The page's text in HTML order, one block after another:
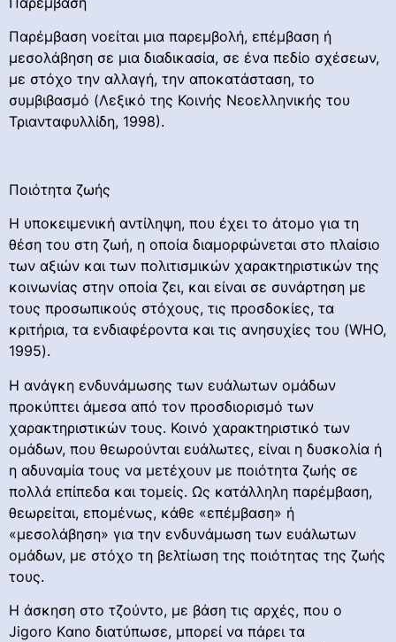
Παρέμβαση νοείται μια παρεμβολή, επέμβαση ή
μεσολάβηση σε μια διαδικασία, σε ένα πεδίο σχέσεων,
με στόχο την αλλαγή, την αποκατάσταση, το
συμβιβασμό (Λεξικό της Κοινής Νεοελληνικής του
Τριανταφυλλίδη, 1998).
Ποιότητα ζωής
Η υποκειμενική αντίληψη, που έχει το άτομο για τη
θέση του στη ζωή, η οποία διαμορφώνεται στο πλαίσιο
των αξιών και των πολιτισμικών χαρακτηριστικών της
κοινωνίας στην οποία ζει, και είναι σε συνάρτηση με
τους προσωπικούς στόχους, τις προσδοκίες, τα
κριτήρια, τα ενδιαφέροντα και τις ανησυχίες του (WHO,
1995).
Η ανάγκη ενδυνάμωσης των ευάλωτων ομάδων
προκύπτει άμεσα από τον προσδιορισμό των
χαρακτηριστικών τους. Κοινό χαρακτηριστικό των
ομάδων, που θεωρούνται ευάλωτες, είναι η δυσκολία ή
η αδυναμία τους να μετέχουν με ποιότητα ζωής σε
πολλά επίπεδα και τομείς. Ως κατάλληλη παρέμβαση,
θεωρείται, επομένως, κάθε «επέμβαση» ή
«μεσολάβηση» για την ενδυνάμωση των ευάλωτων
ομάδων, με στόχο τη βελτίωση της ποιότητας της ζωής
τους.
Η άσκηση στο τζούντο, με βάση τις αρχές, που ο
Jigoro Kαno διατύπωσε, μπορεί να πάρει τα